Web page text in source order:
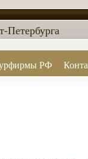
РФ
Петербурга